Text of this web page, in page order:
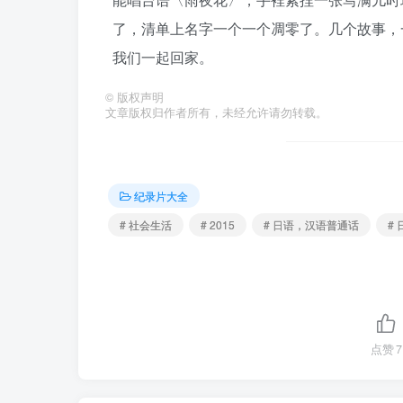
了，清单上名字一个一个凋零了。几个故事
我们一起回家。
© 版权声明
文章版权归作者所有，未经允许请勿转载。
纪录片大全
# 社会生活
# 2015 # 日语，汉语普通话 #
点赞7